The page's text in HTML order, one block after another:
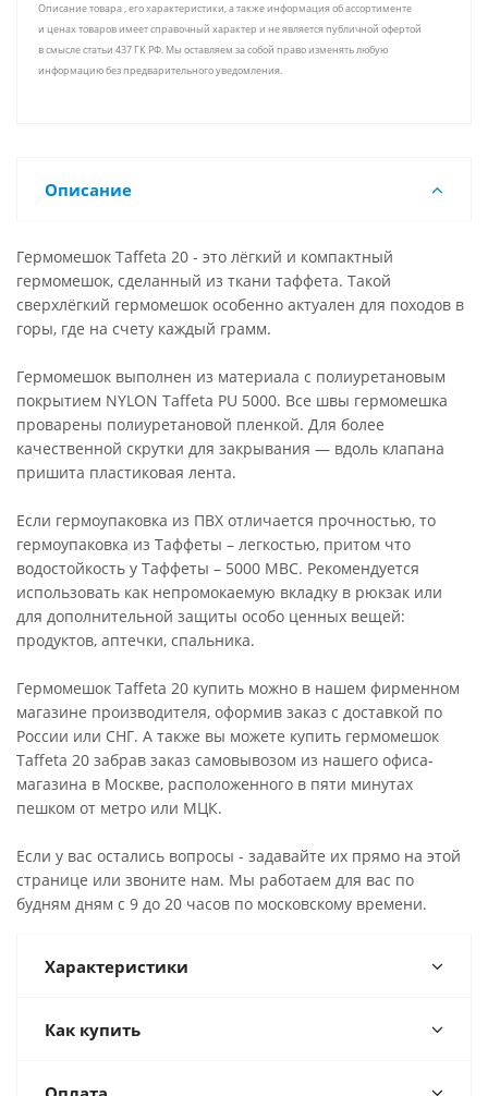
Описание товара , его характеристики, а также информация об ассортименте
и ценах товаров имеет справочный характер и не является публичной офертой
в смысле статьи 437 ГК РФ. Мы оставляем за собой право изменять любую
информацию без предварительного уведомления.
Описание
Гермомешок Taffeta 20 - это лёгкий и компактный
гермомешок, сделанный из ткани таффета. Такой
сверхлёгкий гермомешок особенно актуален для походов в
горы, где на счету каждый грамм.
Гермомешок выполнен из материала с полиуретановым
покрытием NYLON Taffeta PU 5000. Все швы гермомешка
проварены полиуретановой пленкой. Для более
качественной скрутки для закрывания — вдоль клапана
пришита пластиковая лента.
Если гермоупаковка из ПВХ отличается прочностью, то
гермоупаковка из Таффеты – легкостью, притом что
водостойкость у Таффеты – 5000 МВС. Рекомендуется
использовать как непромокаемую вкладку в рюкзак или
для дополнительной защиты особо ценных вещей:
продуктов, аптечки, спальника.
Гермомешок Taffeta 20 купить можно в нашем фирменном
магазине производителя, оформив заказ с доставкой по
России или СНГ. А также вы можете купить гермомешок
Taffeta 20 забрав заказ самовывозом из нашего офиса-
магазина в Москве, расположенного в пяти минутах
пешком от метро или МЦК.
Если у вас остались вопросы - задавайте их прямо на этой
странице или звоните нам. Мы работаем для вас по
будням дням с 9 до 20 часов по московскому времени.
Характеристики
Как купить